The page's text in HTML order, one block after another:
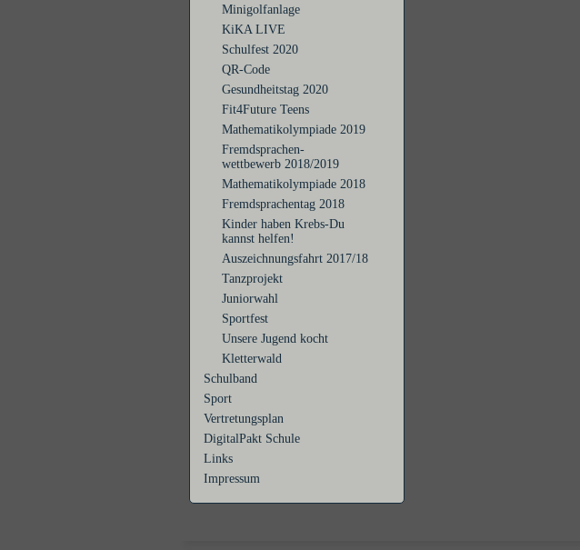
Minigolfanlage
KiKA LIVE
Schulfest 2020
QR-Code
Gesundheitstag 2020
Fit4Future Teens
Mathematikolympiade 2019
Fremdsprachen-
wettbewerb 2018/2019
Mathematikolympiade 2018
Fremdsprachentag 2018
Kinder haben Krebs-Du
kannst helfen!
Auszeichnungsfahrt 2017/18
Tanzprojekt
Juniorwahl
Sportfest
Unsere Jugend kocht
Kletterwald
Schulband
Sport
Vertretungsplan
DigitalPakt Schule
Links
Impressum